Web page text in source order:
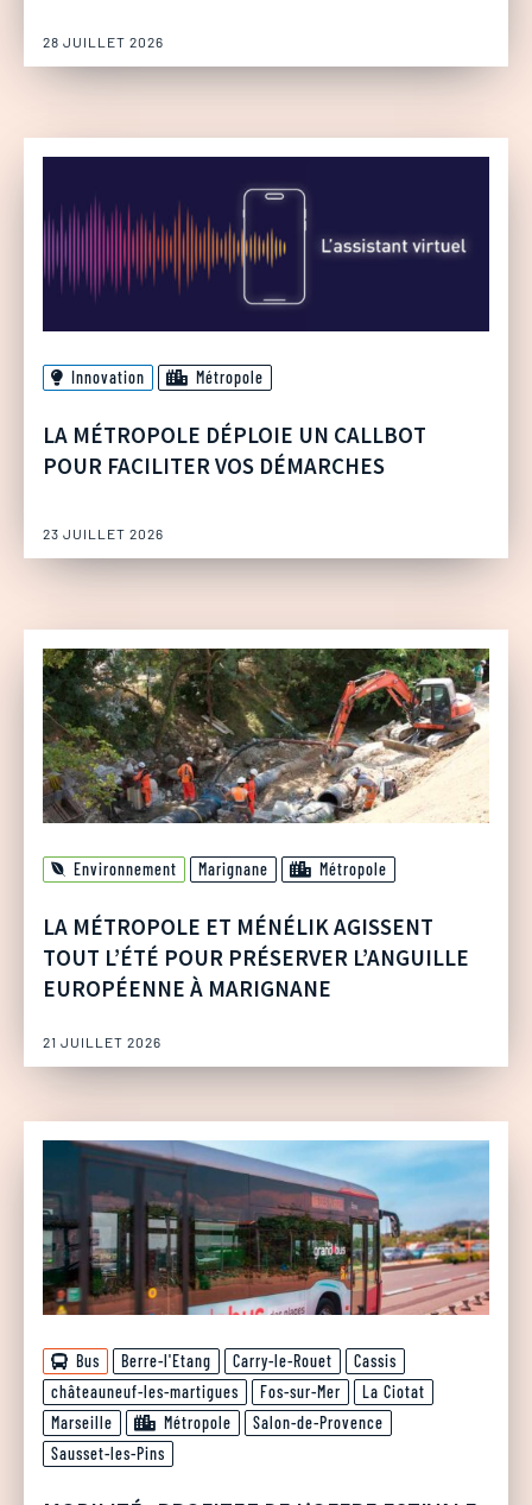
28 JUILLET 2026
Innovation Métropole
LA MÉTROPOLE DÉPLOIE UN CALLBOT
POUR FACILITER VOS DÉMARCHES
23 JUILLET 2026
Environnement Marignane Métropole
LA MÉTROPOLE ET MÉNÉLIK AGISSENT
TOUT L’ÉTÉ POUR PRÉSERVER L’ANGUILLE
EUROPÉENNE À MARIGNANE
21 JUILLET 2026
Bus Berre-l'Etang Carry-le-Rouet
Cassis
châteauneuf-les-martigues
Fos-sur-Mer
La Ciotat
Marseille
Métropole
Salon-de-Provence
Sausset-les-Pins